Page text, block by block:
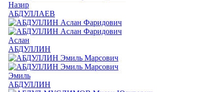
Назир
АБДУЛЛАЕВ
Аслан
АБДУЛЛИН
Эмиль
АБДУЛЛИН